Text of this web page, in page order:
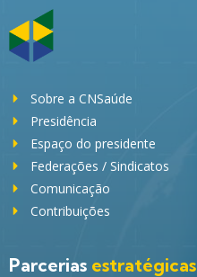
Sobre a CNSaúde
Presidência
Espaço do presidente
Federações / Sindicatos
Comunicação
Contribuições
Parcerias estratégicas